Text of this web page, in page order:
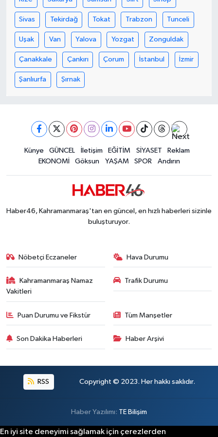
Sivas Tekirdağ Tokat Trabzon Tunceli
Uşak Van Yalova Yozgat Zonguldak
Çanakkale Çankırı Çorum İstanbul İzmir
Şanlıurfa Şırnak
Künye GÜNCEL İletişim EĞİTİM SİYASET
Reklam
EKONOMİ
Göksun YAŞAM SPOR Andırın
Haber46, Kahramanmaraş'tan en güncel, en hızlı haberleri sizinle
buluşturuyor.
Nöbetçi Eczaneler Hava Durumu
Kahramanmaraş Namaz
Vakitleri
Trafik Durumu
Puan Durumu ve Fikstür Tüm Manşetler
Son Dakika Haberleri Haber Arşivi
RSS Copyright © 2023. Her hakkı saklıdır.
Haber Yazılımı: TE Bilişim
En iyi site deneyimi sağlamak için çerezlerden
KİTAP
HEDEF2020
OTOMOBİL
MİZAH
Genel
Politika
YEREL
SEÇİM 2015
ÇEVRE
BİLİM VE TEKNOLOJİ
YARIŞMALAR
TANITIM